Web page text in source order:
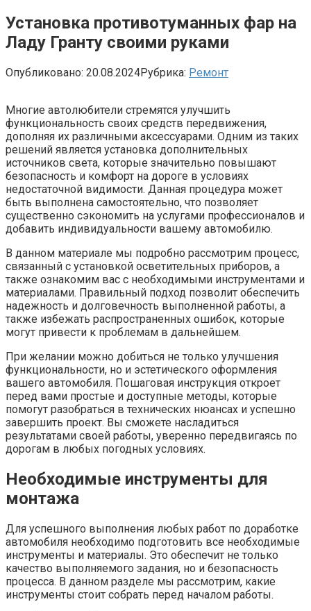
Установка противотуманных фар на
Ладу Гранту своими руками
Опубликовано: 20.08.2024Рубрика: Ремонт
Многие автолюбители стремятся улучшить
функциональность своих средств передвижения,
дополняя их различными аксессуарами. Одним из таких
решений является установка дополнительных
источников света, которые значительно повышают
безопасность и комфорт на дороге в условиях
недостаточной видимости. Данная процедура может
быть выполнена самостоятельно, что позволяет
существенно сэкономить на услугами профессионалов и
добавить индивидуальности вашему автомобилю.
В данном материале мы подробно рассмотрим процесс,
связанный с установкой осветительных приборов, а
также ознакомим вас с необходимыми инструментами и
материалами. Правильный подход позволит обеспечить
надежность и долговечность выполненной работы, а
также избежать распространенных ошибок, которые
могут привести к проблемам в дальнейшем.
При желании можно добиться не только улучшения
функциональности, но и эстетического оформления
вашего автомобиля. Пошаговая инструкция откроет
перед вами простые и доступные методы, которые
помогут разобраться в технических нюансах и успешно
завершить проект. Вы сможете насладиться
результатами своей работы, уверенно передвигаясь по
дорогам в любых погодных условиях.
Необходимые инструменты для
монтажа
Для успешного выполнения любых работ по доработке
автомобиля необходимо подготовить все необходимые
инструменты и материалы. Это обеспечит не только
качество выполняемого задания, но и безопасность
процесса. В данном разделе мы рассмотрим, какие
инструменты стоит собрать перед началом работы.